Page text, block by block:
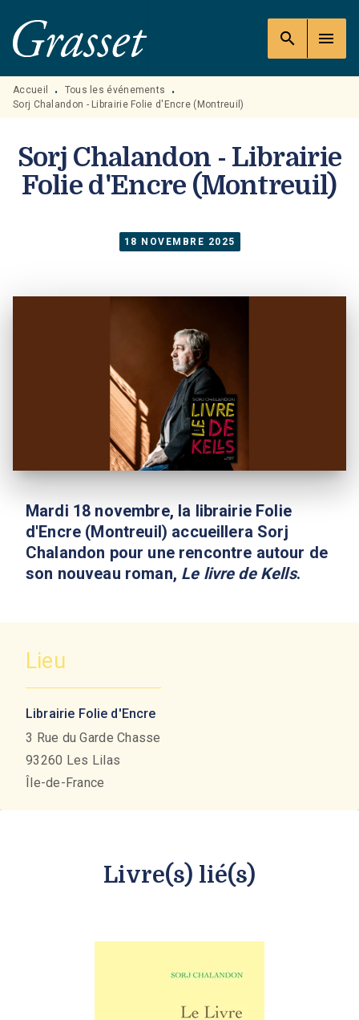
MENU RECHERCHE
PIED DE PAGE
search menu
Accueil • Tous les événements
•
Sorj Chalandon - Librairie Folie d'Encre (Montreuil)
Sorj Chalandon - Librairie
Folie d'Encre (Montreuil)
18 NOVEMBRE 2025
Mardi 18 novembre, la librairie Folie
d'Encre (Montreuil) accueillera Sorj
Chalandon pour une rencontre autour de
son nouveau roman, Le livre de Kells.
Lieu
Librairie Folie d'Encre
3 Rue du Garde Chasse
93260 Les Lilas
Île-de-France
Livre(s) lié(s)